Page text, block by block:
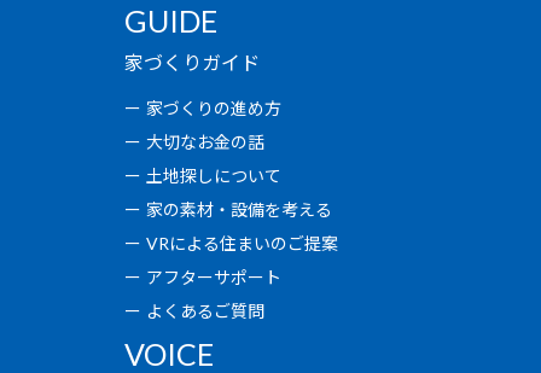
GUIDE
家づくりガイド
家づくりの進め方
大切なお金の話
土地探しについて
家の素材・設備を考える
VRによる住まいのご提案
アフターサポート
よくあるご質問
VOICE